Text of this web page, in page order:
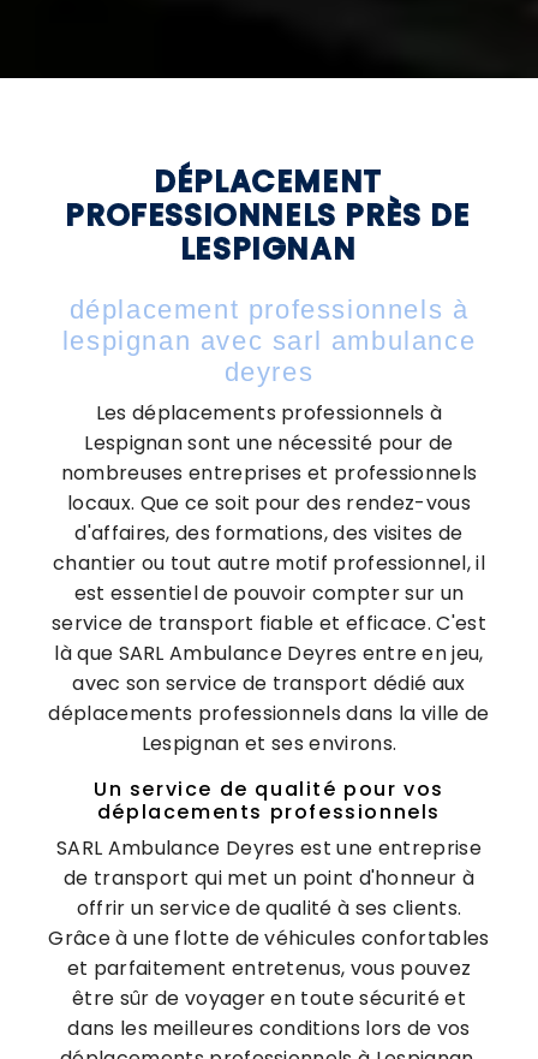
DÉPLACEMENT
PROFESSIONNELS PRÈS DE
LESPIGNAN
déplacement professionnels à
lespignan avec sarl ambulance
deyres
Les déplacements professionnels à
Lespignan sont une nécessité pour de
nombreuses entreprises et professionnels
locaux. Que ce soit pour des rendez-vous
d'affaires, des formations, des visites de
chantier ou tout autre motif professionnel, il
est essentiel de pouvoir compter sur un
service de transport fiable et efficace. C'est
là que SARL Ambulance Deyres entre en jeu,
avec son service de transport dédié aux
déplacements professionnels dans la ville de
Lespignan et ses environs.
Un service de qualité pour vos
déplacements professionnels
SARL Ambulance Deyres est une entreprise
de transport qui met un point d'honneur à
offrir un service de qualité à ses clients.
Grâce à une flotte de véhicules confortables
et parfaitement entretenus, vous pouvez
être sûr de voyager en toute sécurité et
dans les meilleures conditions lors de vos